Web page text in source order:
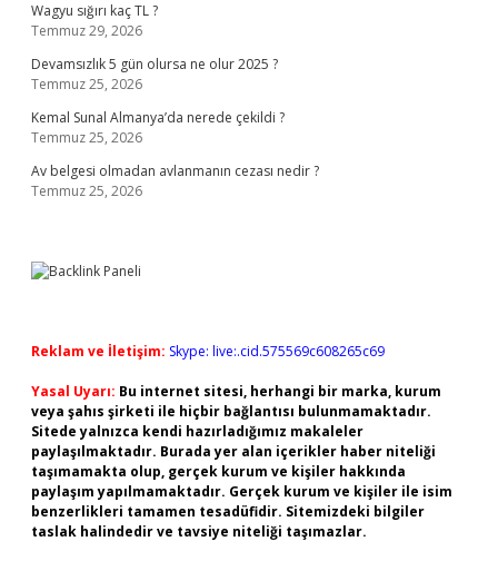
Wagyu sığırı kaç TL ?
Temmuz 29, 2026
Devamsızlık 5 gün olursa ne olur 2025 ?
Temmuz 25, 2026
Kemal Sunal Almanya’da nerede çekildi ?
Temmuz 25, 2026
Av belgesi olmadan avlanmanın cezası nedir ?
Temmuz 25, 2026
Reklam ve İletişim: Skype: live:.cid.575569c608265c69
Yasal Uyarı: Bu internet sitesi, herhangi bir marka, kurum
veya şahıs şirketi ile hiçbir bağlantısı bulunmamaktadır.
Sitede yalnızca kendi hazırladığımız makaleler
paylaşılmaktadır. Burada yer alan içerikler haber niteliği
taşımamakta olup, gerçek kurum ve kişiler hakkında
paylaşım yapılmamaktadır. Gerçek kurum ve kişiler ile isim
benzerlikleri tamamen tesadüfidir. Sitemizdeki bilgiler
taslak halindedir ve tavsiye niteliği taşımazlar.